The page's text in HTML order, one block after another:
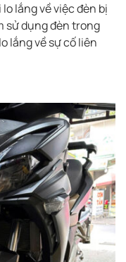
lắng về việc đèn bị
sử dụng đèn trong
lắng về sự cố liên